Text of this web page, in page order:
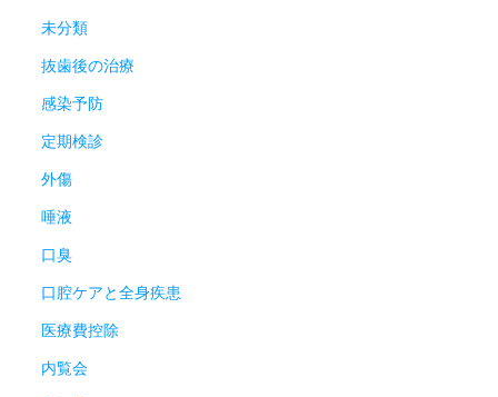
未分類
抜歯後の治療
感染予防
定期検診
外傷
唾液
口臭
口腔ケアと全身疾患
医療費控除
内覧会